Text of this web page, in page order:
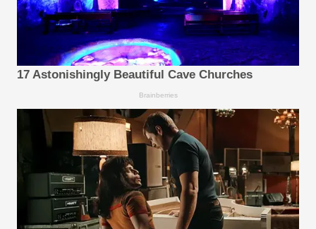
17 Astonishingly Beautiful Cave Churches
Brainberries